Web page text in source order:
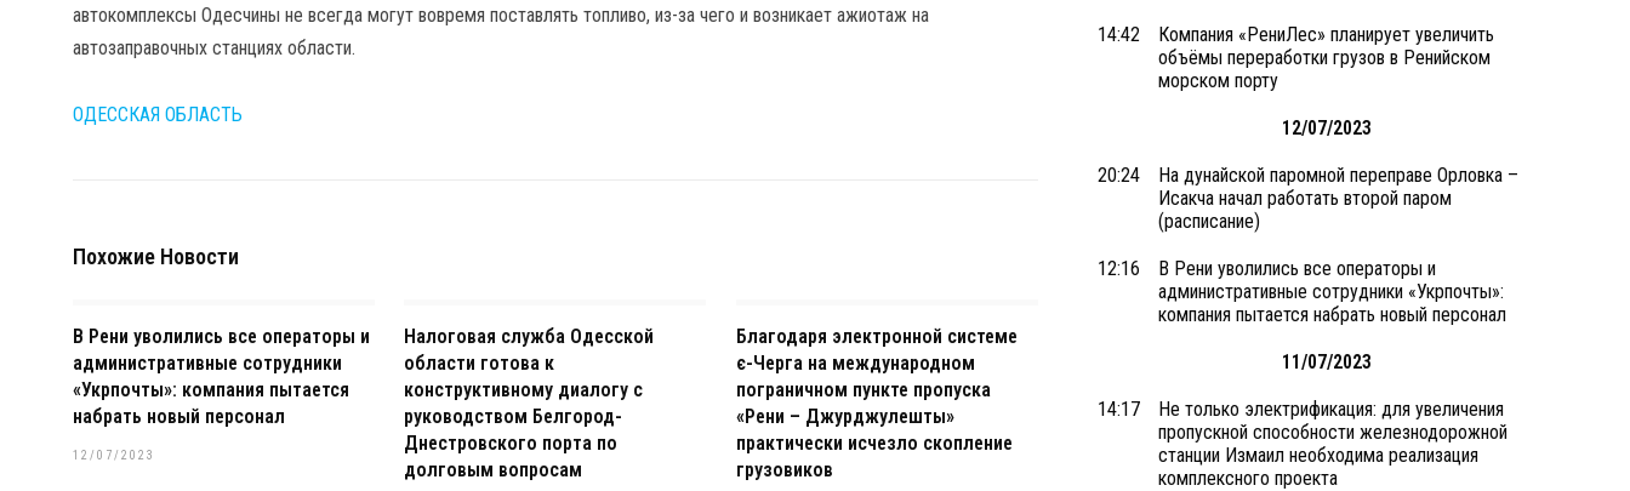
автокомплексы Одесчины не всегда могут вовремя поставлять топливо, из-за чего и возникает ажиотаж на
автозаправочных станциях области.
ОДЕССКАЯ ОБЛАСТЬ
Похожие Новости
В Рени уволились все операторы и
административные сотрудники
«Укрпочты»: компания пытается
набрать новый персонал
12/07/2023
Налоговая служба Одесской
области готова к
конструктивному диалогу с
руководством Белгород-
Днестровского порта по
долговым вопросам
Благодаря электронной системе
є-Черга на международном
пограничном пункте пропуска
«Рени – Джурджулешты»
практически исчезло скопление
грузовиков
14:42
Компания «РениЛес» планирует увеличить
объёмы переработки грузов в Ренийском
морском порту
12/07/2023
20:24
На дунайской паромной переправе Орловка –
Исакча начал работать второй паром
(расписание)
12:16
В Рени уволились все операторы и
административные сотрудники «Укрпочты»:
компания пытается набрать новый персонал
11/07/2023
14:17
Не только электрификация: для увеличения
пропускной способности железнодорожной
станции Измаил необходима реализация
комплексного проекта